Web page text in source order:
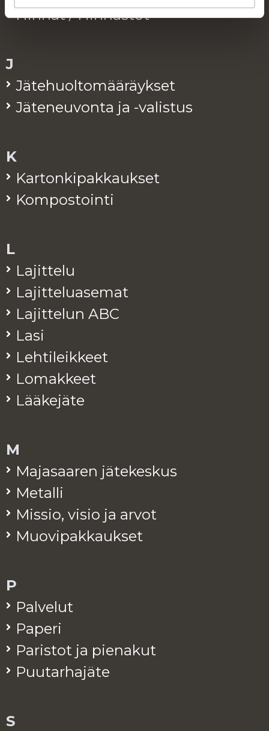
Hin­nat / Hin­nas­tot
J
Jä­te­huol­to­mää­räyk­set
Jä­te­neu­von­ta ja -va­lis­tus
K
Kar­ton­ki­pak­kauk­set
Kom­pos­toin­ti
L
La­jit­te­lu
La­jit­te­lua­se­mat
La­jit­te­lun ABC
Lasi
Leh­ti­leik­keet
Lo­mak­keet
Lää­ke­jä­te
M
Ma­ja­saa­ren jä­te­kes­kus
Me­tal­li
Mis­sio, visio ja arvot
Muo­vi­pak­kauk­set
P
Pal­ve­lut
Pa­pe­ri
Pa­ris­tot ja pie­na­kut
Puu­tar­ha­jä­te
S